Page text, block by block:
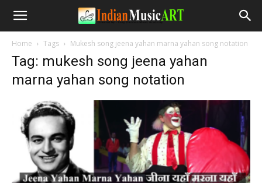
Home Tags Mukesh song jeena yahan marna yahan song notation
Tag: mukesh song jeena yahan
marna yahan song notation